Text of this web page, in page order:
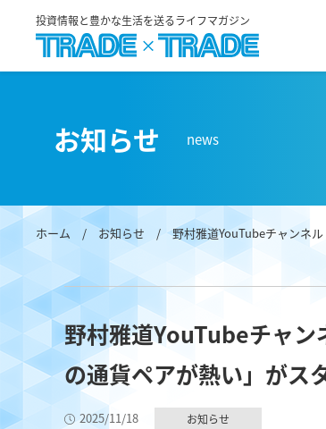
投資情報と豊かな生活を送るライフマガジン
お知らせ news
ホーム /お知らせ / 野村雅道YouTubeチャンネル
野村雅道YouTubeチャ
の通貨ペアが熱い」がス
2025/11/18 お知らせ